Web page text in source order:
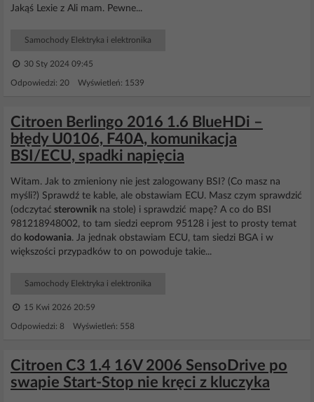
Jakąś Lexie z Ali mam. Pewne...
Samochody Elektryka i elektronika
30 Sty 2024 09:45
Odpowiedzi: 20 Wyświetleń: 1539
Citroen Berlingo 2016 1.6 BlueHDi –
błędy U0106, F40A, komunikacja
BSI/ECU, spadki napięcia
Witam. Jak to zmieniony nie jest zalogowany BSI? (Co masz na
myśli?) Sprawdź te kable, ale obstawiam ECU. Masz czym sprawdzić
(odczytać sterownik na stole) i sprawdzić mapę? A co do BSI
981218948002, to tam siedzi eeprom 95128 i jest to prosty temat
do kodowania. Ja jednak obstawiam ECU, tam siedzi BGA i w
większości przypadków to on powoduje takie...
Samochody Elektryka i elektronika
15 Kwi 2026 20:59
Odpowiedzi: 8 Wyświetleń: 558
Citroen C3 1.4 16V 2006 SensoDrive po
swapie Start-Stop nie kręci z kluczyka